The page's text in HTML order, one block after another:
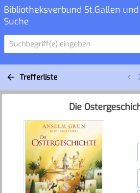
Bibliotheksverbund St.Gallen
Suche
Suchbegriff(e) eingeben
Trefferliste
Die